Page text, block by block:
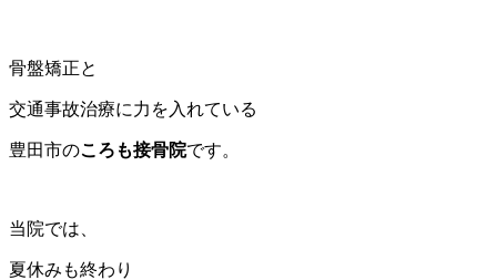
骨盤矯正と
交通事故治療に力を入れている
豊田市のころも接骨院です。
当院では、
夏休みも終わり